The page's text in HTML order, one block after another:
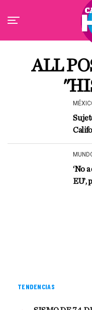
ALL
‘No
EU’,
TENDENCIAS